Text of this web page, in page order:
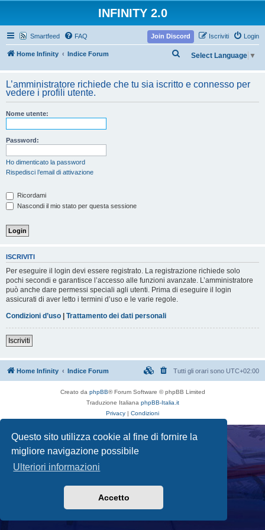
Questo sito utilizza cookie al fine di fornire la
migliore navigazione possibile
Ulteriori informazioni
Accetto
INFINITY 2.0
Smartfeed FAQ Login
Iscriviti
Join Discord
Home Infinity Indice Forum Select Language ▼
r
L’amministratore richiede che tu sia iscritto e connesso per
vedere i profili utente.
Nome utente:
Password:
Ho dimenticato la password
Rispedisci l’email di attivazione
Ricordami
Nascondi il mio stato per questa sessione
ISCRIVITI
Per eseguire il login devi essere registrato. La registrazione richiede solo
pochi secondi e garantisce l’accesso alle funzioni avanzate. L’amministratore
può anche dare permessi speciali agli utenti. Prima di eseguire il login
assicurati di aver letto i termini d’uso e le varie regole.
Condizioni d’uso | Trattamento dei dati personali
Iscriviti
Home Infinity Indice Forum Tutti gli orari sono UTC+02:00
Creato da phpBB® Forum Software © phpBB Limited
Traduzione Italiana phpBB-Italia.it
Privacy | Condizioni